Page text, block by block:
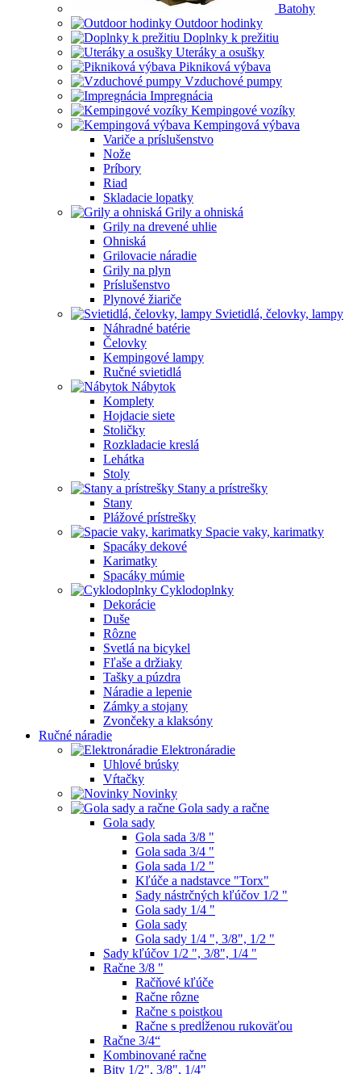
Batohy
Outdoor hodinky
Doplnky k prežitiu
Uteráky a osušky
Pikniková výbava
Vzduchové pumpy
Impregnácia
Kempingové vozíky
Kempingová výbava
Variče a príslušenstvo
Nože
Príbory
Riad
Skladacie lopatky
Grily a ohniská
Grily na drevené uhlie
Ohniská
Grilovacie náradie
Grily na plyn
Príslušenstvo
Plynové žiariče
Svietidlá, čelovky, lampy
Náhradné batérie
Čelovky
Kempingové lampy
Ručné svietidlá
Nábytok
Komplety
Hojdacie siete
Stoličky
Rozkladacie kreslá
Lehátka
Stoly
Stany a prístrešky
Stany
Plážové prístrešky
Spacie vaky, karimatky
Spacáky dekové
Karimatky
Spacáky múmie
Cyklodoplnky
Dekorácie
Duše
Rôzne
Svetlá na bicykel
Fľaše a držiaky
Tašky a púzdra
Náradie a lepenie
Zámky a stojany
Zvončeky a klaksóny
Ručné náradie
Elektronáradie
Uhlové brúsky
Vŕtačky
Novinky
Gola sady a račne
Gola sady
Gola sada 3/8 "
Gola sada 3/4 "
Gola sada 1/2 "
Kľúče a nadstavce "Torx"
Sady nástrčných kľúčov 1/2 "
Gola sady 1/4 "
Gola sady
Gola sady 1/4 ", 3/8", 1/2 "
Sady kľúčov 1/2 ", 3/8", 1/4 "
Račne 3/8 "
Račňové kľúče
Račne rôzne
Račne s poistkou
Račne s predĺženou rukoväťou
Račne 3/4“
Kombinované račne
Bity 1/2", 3/8", 1/4"